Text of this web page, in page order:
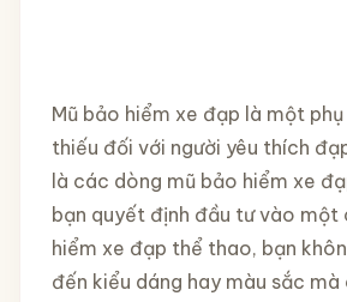
Mũ bảo hiểm xe đạp là một
thiếu đối với người yêu thích
là các dòng mũ bảo hiểm xe
bạn quyết định đầu tư vào một
hiểm xe đạp thể thao, bạn
đến kiểu dáng hay màu sắc mà